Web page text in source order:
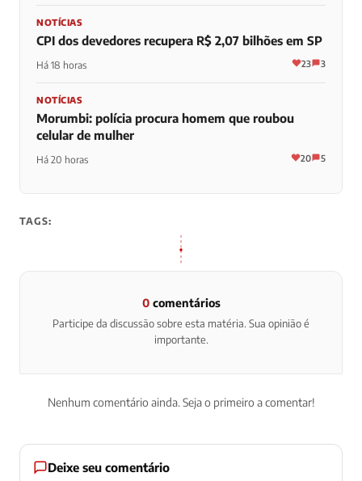
NOTÍCIAS
CPI dos devedores recupera R$ 2,07 bilhões em SP
Há 18 horas 23 3
NOTÍCIAS
Morumbi: polícia procura homem que roubou
celular de mulher
Há 20 horas 20 5
TAGS:
0comentários
Participe da discussão sobre esta matéria. Sua opinião é
importante.
Nenhum comentário ainda. Seja o primeiro a comentar!
Deixe seu comentário